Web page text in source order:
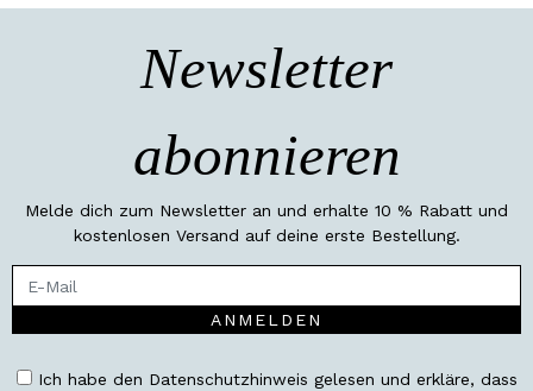
Newsletter
abonnieren
Melde dich zum Newsletter an und erhalte 10 % Rabatt und
kostenlosen Versand auf deine erste Bestellung.
ANMELDEN
Ich habe den Datenschutzhinweis gelesen und erkläre, dass